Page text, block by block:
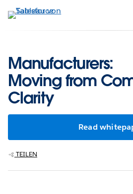
Direkt
zum
Manufacturers:
Moving from
Clarity
Read
TEILEN